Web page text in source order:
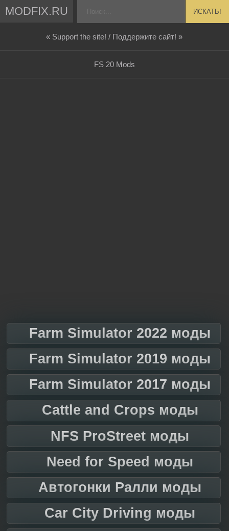
MODFIX.RU ИСКАТЬ!
« Support the site! / Поддержите сайт! »
FS 20 Mods
Farm Simulator 2022 моды
Farm Simulator 2019 моды
Farm Simulator 2017 моды
Cattle and Crops моды
NFS ProStreet моды
Need for Speed моды
Автогонки Ралли моды
Car City Driving моды